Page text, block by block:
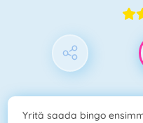
Yritä saada bingo